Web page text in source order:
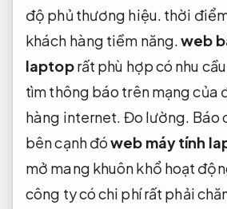
độ phủ thương hiệu. thời
khách hàng tiềm năng.web
laptoprất phù hợp có nhu
tìm thông báo trên mạng của
hàng internet. Đo lường. Báo
bên cạnh đóweb máy tính
mở mang khuôn khổ hoạt
công ty có chi phí rất phải